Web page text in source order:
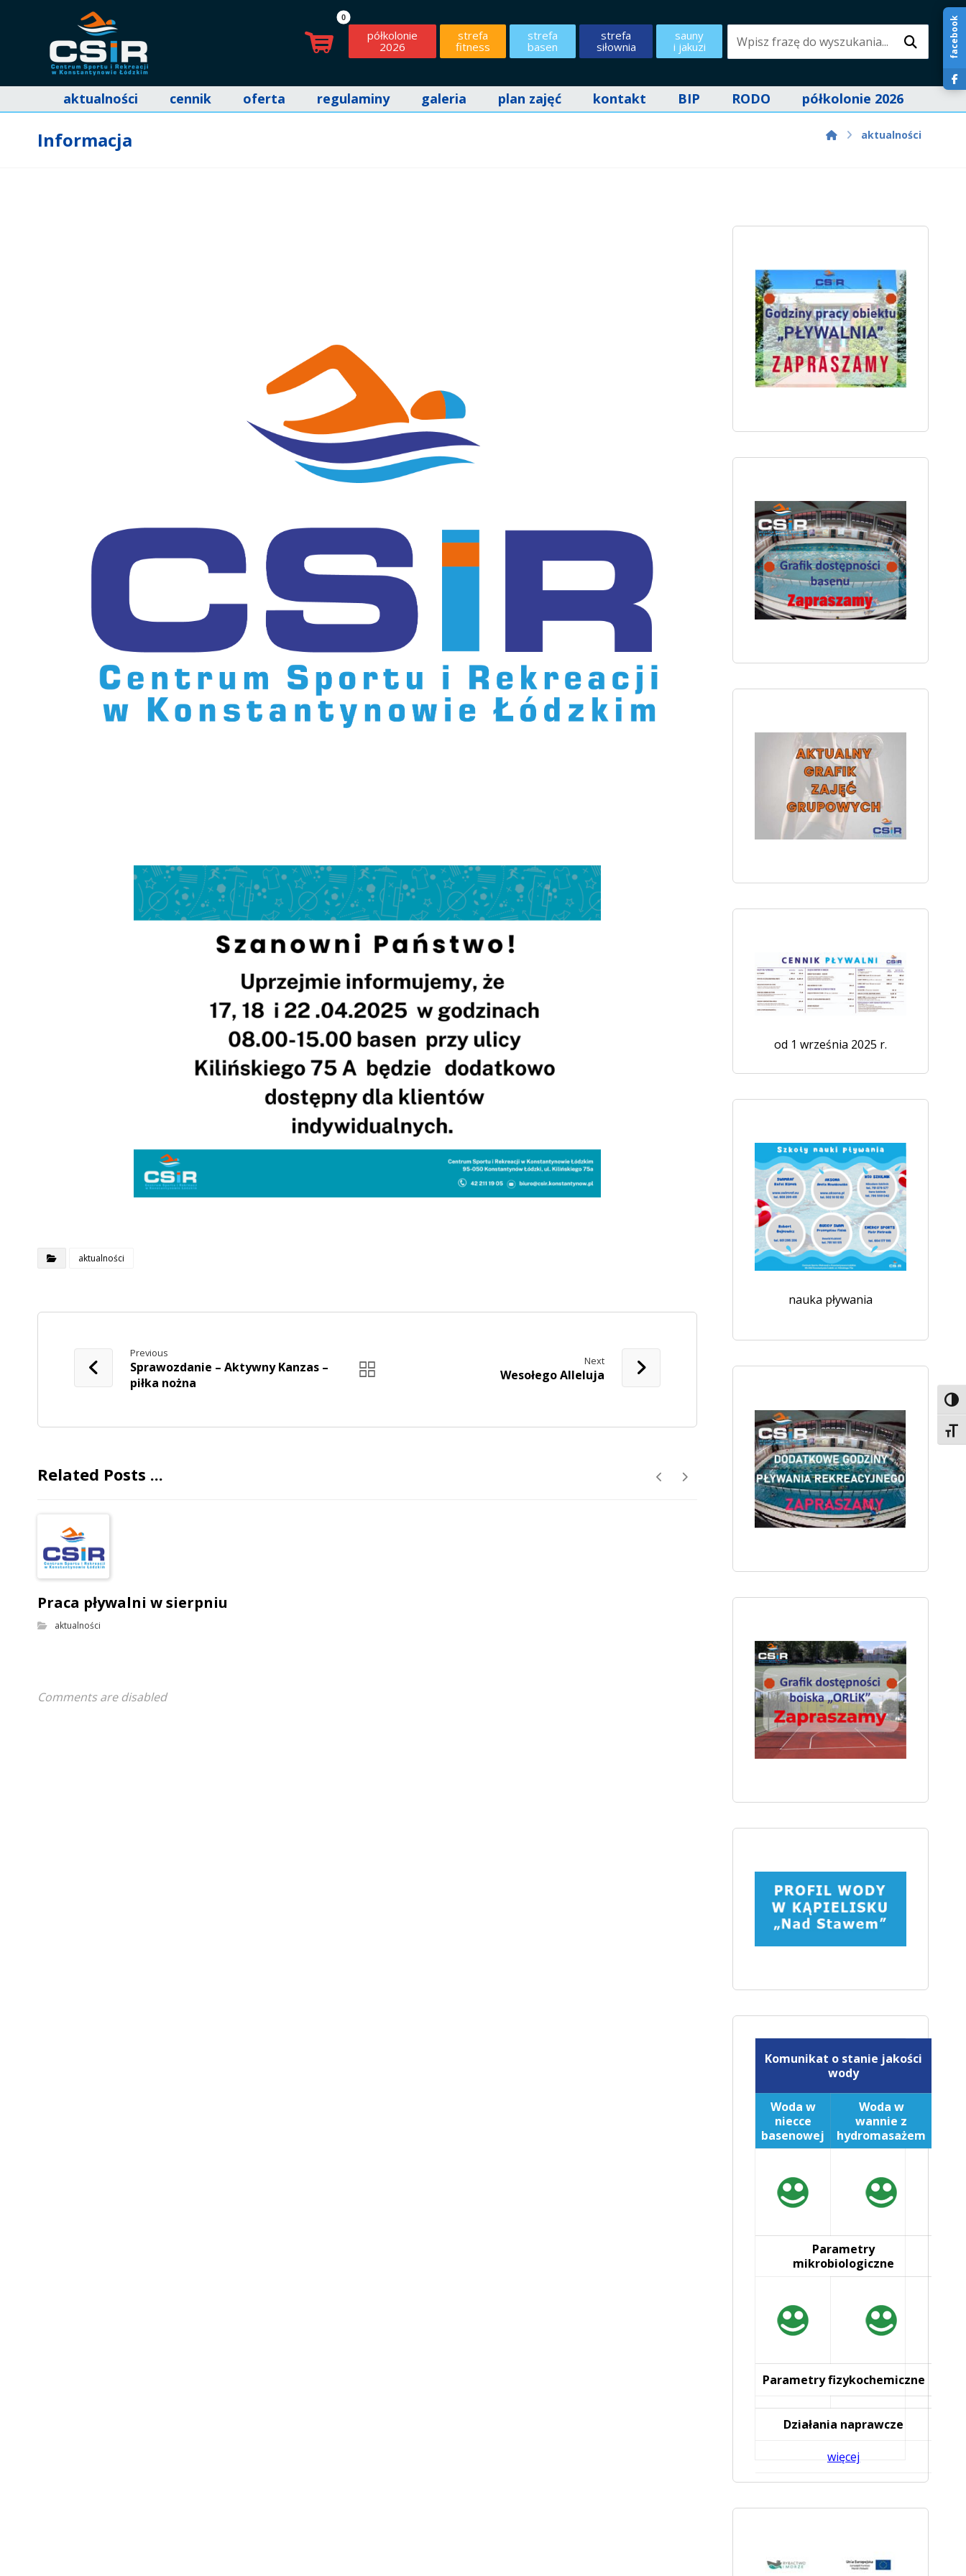
sauny
i jakuzi
strefa
siłownia
strefa
basen
strefa
fitness
półkolonie
2026
aktualności cennik oferta regulaminy galeria plan zajęć kontakt BIP RODO półkolonie 2026
Informacja aktualności
aktualności
Previous
Sprawozdanie – Aktywny Kanzas –
piłka nożna
Next
Wesołego Alleluja
Related Posts ...
Praca pływalni w sierpniu
aktualności
Comments are disabled
od 1 września 2025 r.
nauka pływania
Komunikat o stanie jakości
wody
Woda w
niecce
basenowej
Woda w
wannie z
hydromasażem
Parametry
mikrobiologiczne
Parametry fizykochemiczne
Działania naprawcze
więcej
facebook